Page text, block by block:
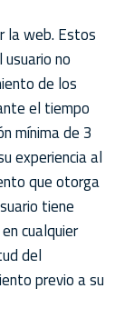
la web. Estos
no
de los
el tiempo
mínima de 3
experiencia al
que otorga
tiene
cualquier
del
previo a su